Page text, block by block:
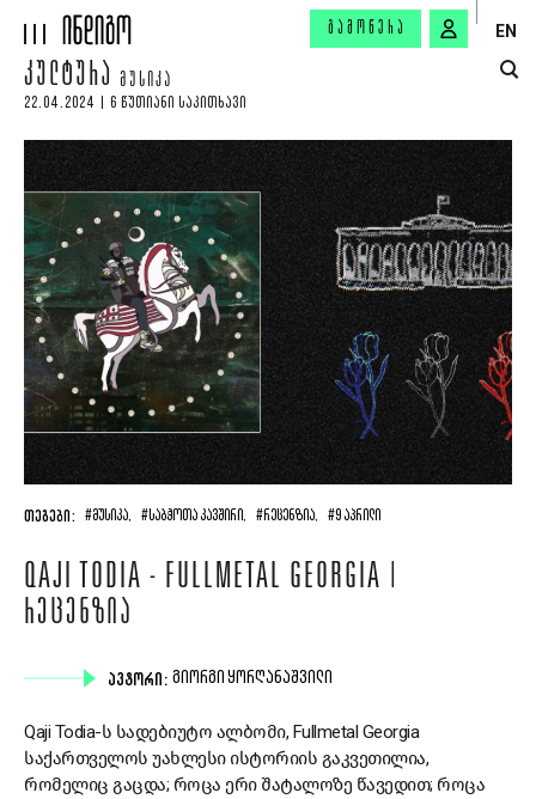
ᲒᲐᲛᲝᲬᲔᲠᲐ EN
ᲙᲣᲚᲢᲣᲠᲐ ᲛᲣᲡᲘᲙᲐ
22.04.2024 | 6 ᲬᲣᲗᲘᲐᲜᲘ ᲡᲐᲙᲘᲗᲮᲐᲕᲘ
ᲗᲔᲒᲔᲑᲘ: #ᲛᲣᲡᲘᲙᲐ, #ᲡᲐᲑᲭᲝᲗᲐ ᲙᲐᲕᲨᲘᲠᲘ, #ᲠᲔᲪᲔᲜᲖᲘᲐ, #9 ᲐᲞᲠᲘᲚᲘ
QAJI TODIA - FULLMETAL GEORGIA |
ᲠᲔᲪᲔᲜᲖᲘᲐ
ᲐᲕᲢᲝᲠᲘ: ᲒᲘᲝᲠᲒᲘ ᲧᲝᲠᲦᲐᲜᲐᲨᲕᲘᲚᲘ
Qaji Todia-ს სადებიუტო ალბომი, Fullmetal Georgia
საქართველოს უახლესი ისტორიის გაკვეთილია,
რომელიც გაცდა; როცა ერი შატალოზე წავედით; როცა